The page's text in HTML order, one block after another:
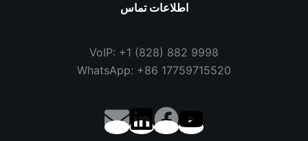
اطلاعات تماس
VoIP: +1 (828) 882 9998
WhatsApp: +86 17759715520